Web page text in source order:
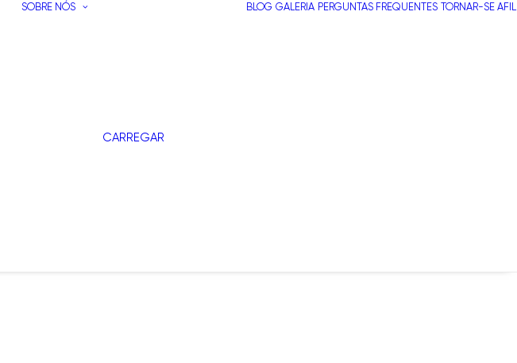
SOBRE NÓS
CARREGAR
BLOG GALERIA PERGUNTAS FREQUENTES TORNAR-SE